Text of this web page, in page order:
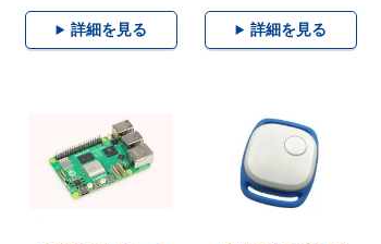
詳細を見る 詳細を見る